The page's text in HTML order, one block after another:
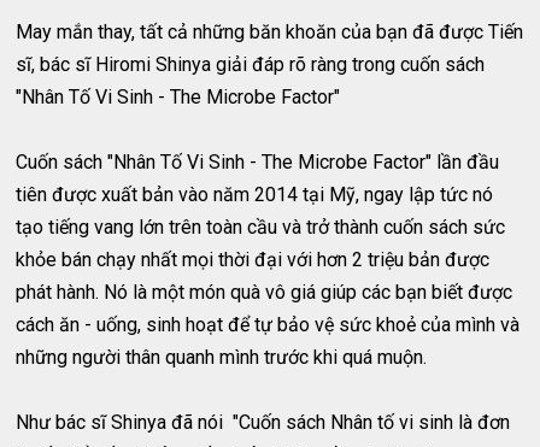
May mắn thay, tất cả những băn khoăn của bạn đã được Tiến
sĩ, bác sĩ Hiromi Shinya giải đáp rõ ràng trong cuốn sách
"Nhân Tố Vi Sinh - The Microbe Factor"
Cuốn sách "Nhân Tố Vi Sinh - The Microbe Factor" lần đầu
tiên được xuất bản vào năm 2014 tại Mỹ, ngay lập tức nó
tạo tiếng vang lớn trên toàn cầu và trở thành cuốn sách sức
khỏe bán chạy nhất mọi thời đại với hơn 2 triệu bản được
phát hành. Nó là một món quà vô giá giúp các bạn biết được
cách ăn - uống, sinh hoạt để tự bảo vệ sức khoẻ của mình và
những người thân quanh mình trước khi quá muộn.
Như bác sĩ Shinya đã nói "Cuốn sách Nhân tố vi sinh là đơn